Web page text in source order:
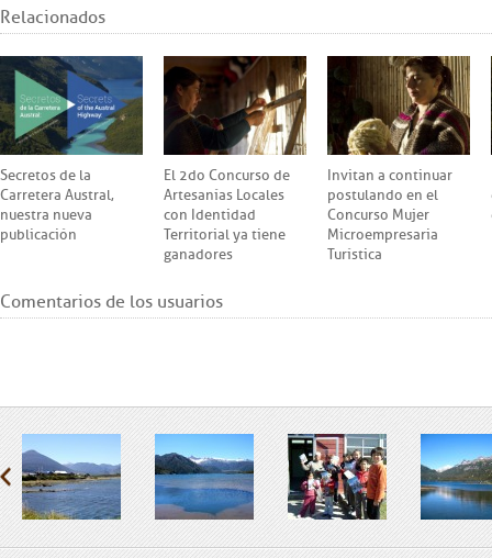
Relacionados
Secretos de la
Carretera Austral,
nuestra nueva
publicación
El 2do Concurso de
Artesanías Locales
con Identidad
Territorial ya tiene
ganadores
Invitan a continuar
postulando en el
Concurso Mujer
Microempresaria
Turística
Comentarios de los usuarios